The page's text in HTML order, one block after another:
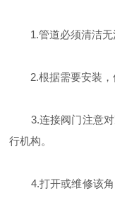
1.管道必须清洁无
2.根据需要安装，
3.连接阀门注意对
行机构。
4.打开或维修该角